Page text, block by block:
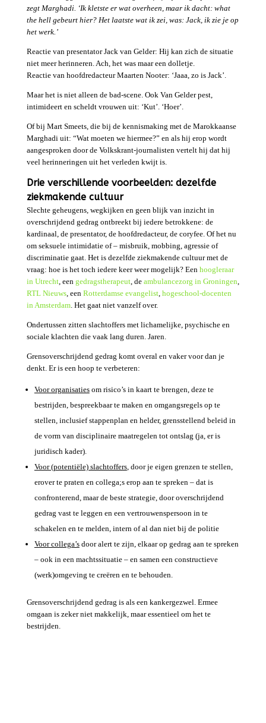
zegt Marghadi. ‘Ik kletste er wat overheen, maar ik dacht: what
the hell gebeurt hier? Het laatste wat ik zei, was: Jack, ik zie je op
het werk.’
Reactie van presentator Jack van Gelder: Hij kan zich de situatie
niet meer herinneren. Ach, het was maar een dolletje.
Reactie van hoofdredacteur Maarten Nooter: ‘Jaaa, zo is Jack’.
Maar het is niet alleen de bad-scene. Ook Van Gelder pest,
intimideert en scheldt vrouwen uit: ‘Kut’. ‘Hoer’.
Of bij Mart Smeets, die bij de kennismaking met de Marokkaanse
Marghadi uit: “Wat moeten we hiermee?” en als hij erop wordt
aangesproken door de Volkskrant-journalisten vertelt hij dat hij
veel herinneringen uit het verleden kwijt is.
Drie verschillende voorbeelden: dezelfde
ziekmakende cultuur
Slechte geheugens, wegkijken en geen blijk van inzicht in
overschrijdend gedrag ontbreekt bij iedere betrokkene: de
kardinaal, de presentator, de hoofdredacteur, de coryfee. Of het nu
om seksuele intimidatie of – misbruik, mobbing, agressie of
discriminatie gaat. Het is dezelfde ziekmakende cultuur met de
vraag: hoe is het toch iedere keer weer mogelijk? Een hoogleraar
in Utrecht, een gedragstherapeut, de ambulancezorg in Groningen,
RTL Nieuws, een Rotterdamse evangelist, hogeschool-docenten
in Amsterdam. Het gaat niet vanzelf over.
Ondertussen zitten slachtoffers met lichamelijke, psychische en
sociale klachten die vaak lang duren. Jaren.
Grensoverschrijdend gedrag komt overal en vaker voor dan je
denkt. Er is een hoop te verbeteren:
Voor organisatiesom risico’s in kaart te brengen, deze te
bestrijden, bespreekbaar te maken en omgangsregels op te
stellen, inclusief stappenplan en helder, grensstellend beleid in
de vorm van disciplinaire maatregelen tot ontslag (ja, er is
juridisch kader).
Voor (potentiële) slachtoffers, door je eigen grenzen te stellen,
erover te praten en collega;s erop aan te spreken – dat is
confronterend, maar de beste strategie, door overschrijdend
gedrag vast te leggen en een vertrouwenspersoon in te
schakelen en te melden, intern of al dan niet bij de politie
Voor collega’sdoor alert te zijn, elkaar op gedrag aan te spreken
– ook in een machtssituatie – en samen een constructieve
(werk)omgeving te creëren en te behouden.
Grensoverschrijdend gedrag is als een kankergezwel. Ermee
omgaan is zeker niet makkelijk, maar essentieel om het te
bestrijden.